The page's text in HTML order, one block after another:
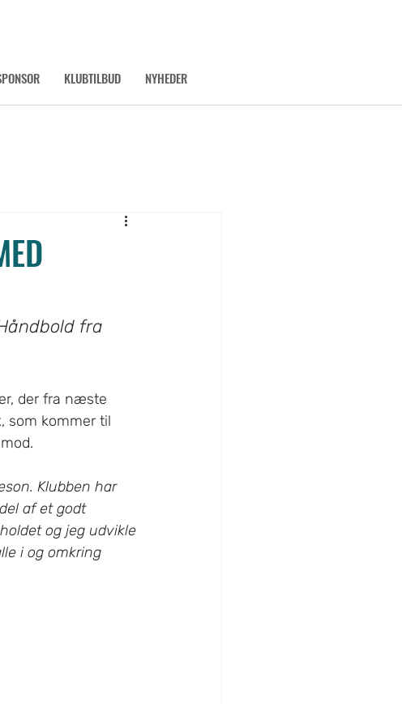
KLUBTILBUD NYHEDER
fra
der fra næste
som kommer til
Klubben har
af et godt
og jeg udvikle
i og omkring